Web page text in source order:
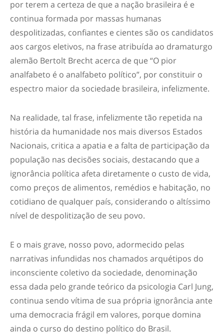
por terem a certeza de que a nação brasileira é e
continua formada por massas humanas
despolitizadas, confiantes e cientes são os candidatos
aos cargos eletivos, na frase atribuída ao dramaturgo
alemão Bertolt Brecht acerca de que “O pior
analfabeto é o analfabeto político”, por constituir o
espectro maior da sociedade brasileira, infelizmente.
Na realidade, tal frase, infelizmente tão repetida na
história da humanidade nos mais diversos Estados
Nacionais, critica a apatia e a falta de participação da
população nas decisões sociais, destacando que a
ignorância política afeta diretamente o custo de vida,
como preços de alimentos, remédios e habitação, no
cotidiano de qualquer país, considerando o altíssimo
nível de despolitização de seu povo.
E o mais grave, nosso povo, adormecido pelas
narrativas infundidas nos chamados arquétipos do
inconsciente coletivo da sociedade, denominação
essa dada pelo grande teórico da psicologia Carl Jung,
continua sendo vítima de sua própria ignorância ante
uma democracia frágil em valores, porque domina
ainda o curso do destino político do Brasil.